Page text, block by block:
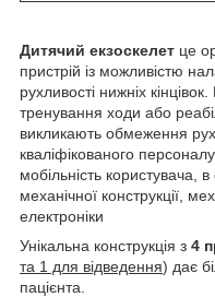
Дитячий екзоскелет це
пристрій із можливістю
рухливості нижніх
тренування ходи або
викликають обмеження
кваліфікованого
мобільність користувача,
механічної конструкції,
електроніки
Унікальна конструкція з 4
та 1 для відведення) дає
пацієнта.